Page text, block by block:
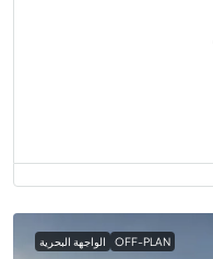
OFF-PLAN الواجهة البحرية